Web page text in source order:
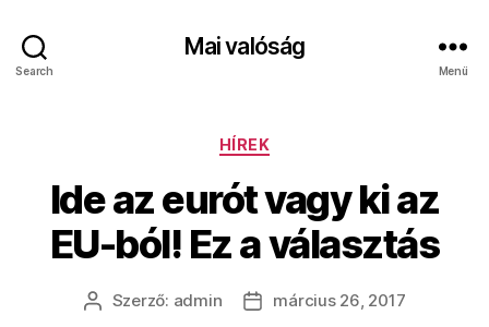
Search
Mai valóság
Menü
Kategóriák
HÍREK
Ide az eurót vagy ki az
EU-ból! Ez a választás
Bejegyzés
Szerző: admin
Bejegyzés
március 26, 2017